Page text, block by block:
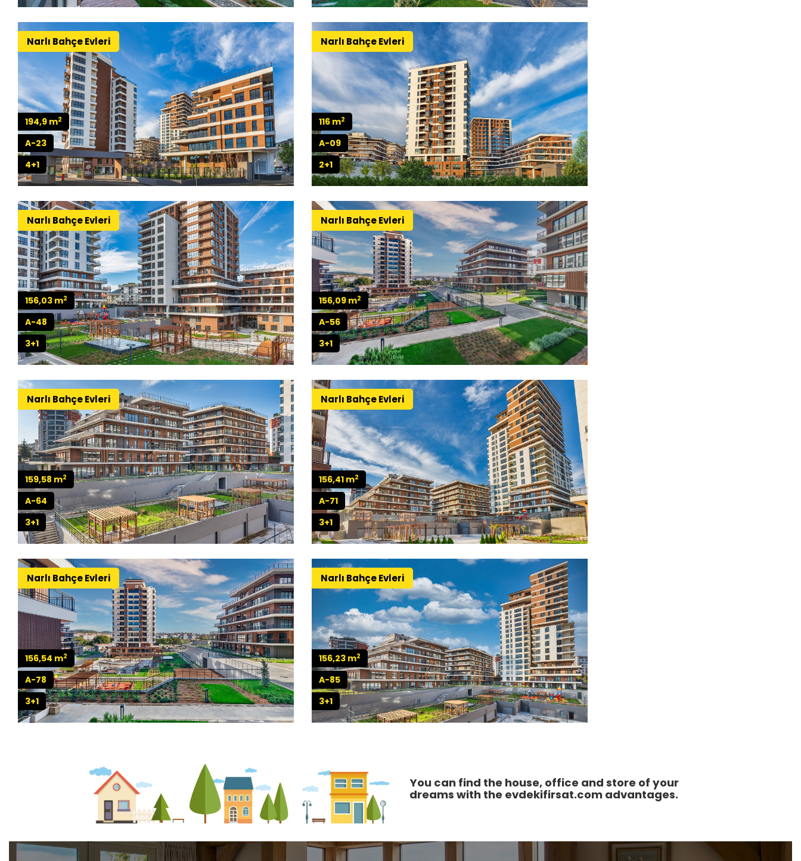
Narlı Bahçe Evleri
194,9 m2
A-23
4+1
Narlı Bahçe Evleri
116 m2
A-09
2+1
Narlı Bahçe Evleri
156,03 m2
A-48
3+1
Narlı Bahçe Evleri
156,09 m2
A-56
3+1
Narlı Bahçe Evleri
159,58 m2
A-64
3+1
Narlı Bahçe Evleri
156,41 m2
A-71
3+1
Narlı Bahçe Evleri
156,54 m2
A-78
3+1
Narlı Bahçe Evleri
156,23 m2
A-85
3+1
You can find the house, office and store of your
dreams with the evdekifirsat.com advantages.